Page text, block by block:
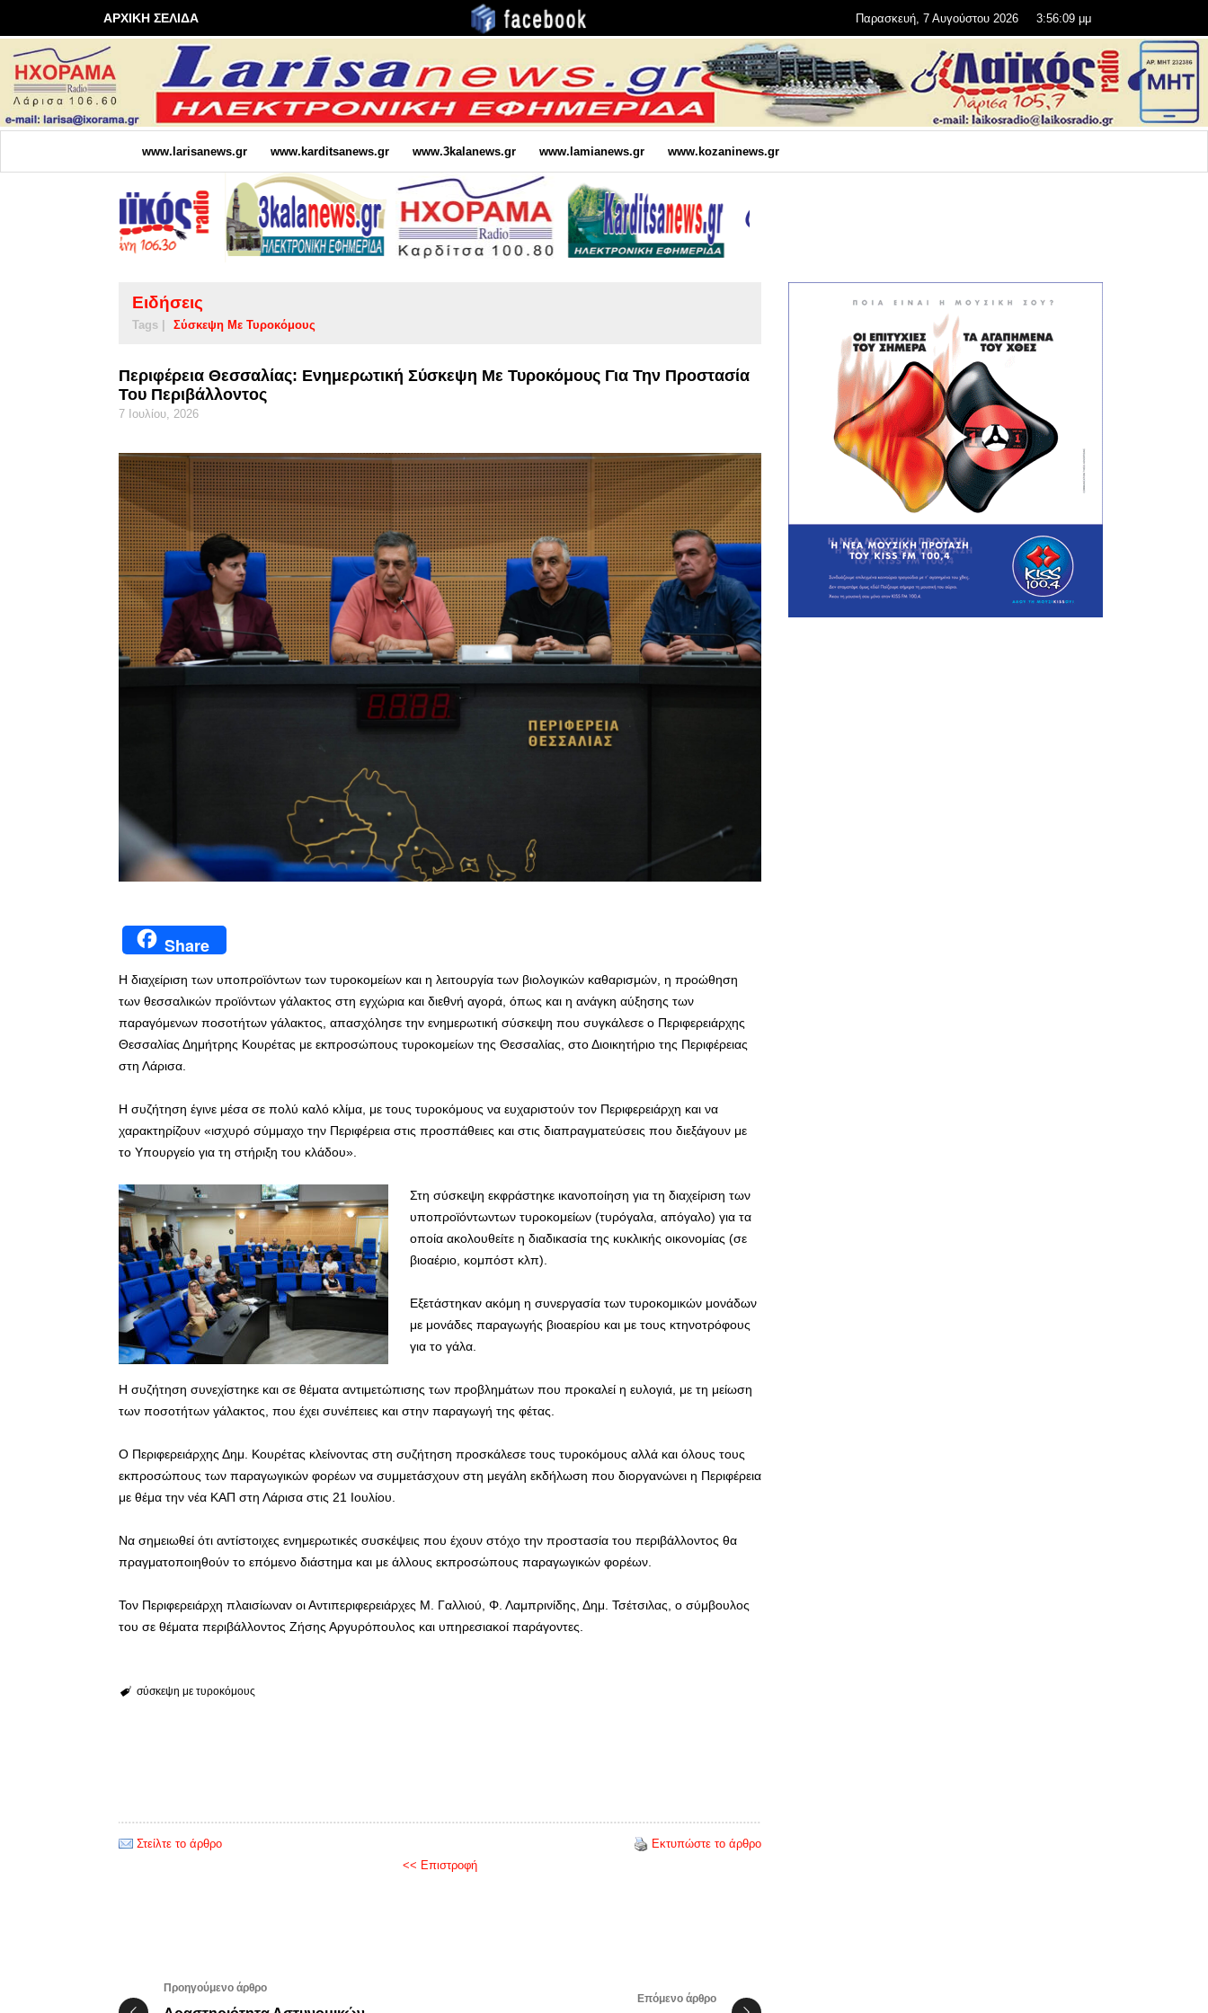
ΑΡΧΙΚΗ ΣΕΛΙΔΑ Παρασκευή, 7 Αυγούστου 2026 3:56:10 μμ
www.larisanews.gr www.karditsanews.gr www.3kalanews.gr www.lamianews.gr www.kozaninews.gr
Ειδήσεις
Tags | Σύσκεψη Με Τυροκόμους
Περιφέρεια Θεσσαλίας: Ενημερωτική Σύσκεψη Με Τυροκόμους Για Την Προστασία
Του Περιβάλλοντος
7 Ιουλίου, 2026
Share
Η διαχείριση των υποπροϊόντων των τυροκομείων και η λειτουργία των βιολογικών καθαρισμών, η προώθηση
των θεσσαλικών προϊόντων γάλακτος στη εγχώρια και διεθνή αγορά, όπως και η ανάγκη αύξησης των
παραγόμενων ποσοτήτων γάλακτος, απασχόλησε την ενημερωτική σύσκεψη που συγκάλεσε ο Περιφερειάρχης
Θεσσαλίας Δημήτρης Κουρέτας με εκπροσώπους τυροκομείων της Θεσσαλίας, στο Διοικητήριο της Περιφέρειας
στη Λάρισα.
Η συζήτηση έγινε μέσα σε πολύ καλό κλίμα, με τους τυροκόμους να ευχαριστούν τον Περιφερειάρχη και να
χαρακτηρίζουν «ισχυρό σύμμαχο την Περιφέρεια στις προσπάθειες και στις διαπραγματεύσεις που διεξάγουν με
το Υπουργείο για τη στήριξη του κλάδου».
Στη σύσκεψη εκφράστηκε ικανοποίηση για τη διαχείριση των
υποπροϊόντωντων τυροκομείων (τυρόγαλα, απόγαλο) για τα
οποία ακολουθείτε η διαδικασία της κυκλικής οικονομίας (σε
βιοαέριο, κομπόστ κλπ).
Εξετάστηκαν ακόμη η συνεργασία των τυροκομικών μονάδων
με μονάδες παραγωγής βιοαερίου και με τους κτηνοτρόφους
για το γάλα.
Η συζήτηση συνεχίστηκε και σε θέματα αντιμετώπισης των προβλημάτων που προκαλεί η ευλογιά, με τη μείωση
των ποσοτήτων γάλακτος, που έχει συνέπειες και στην παραγωγή της φέτας.
Ο Περιφερειάρχης Δημ. Κουρέτας κλείνοντας στη συζήτηση προσκάλεσε τους τυροκόμους αλλά και όλους τους
εκπροσώπους των παραγωγικών φορέων να συμμετάσχουν στη μεγάλη εκδήλωση που διοργανώνει η Περιφέρεια
με θέμα την νέα ΚΑΠ στη Λάρισα στις 21 Ιουλίου.
Να σημειωθεί ότι αντίστοιχες ενημερωτικές συσκέψεις που έχουν στόχο την προστασία του περιβάλλοντος θα
πραγματοποιηθούν το επόμενο διάστημα και με άλλους εκπροσώπους παραγωγικών φορέων.
Τον Περιφερειάρχη πλαισίωναν οι Αντιπεριφερειάρχες Μ. Γαλλιού, Φ. Λαμπρινίδης, Δημ. Τσέτσιλας, ο σύμβουλος
του σε θέματα περιβάλλοντος Ζήσης Αργυρόπουλος και υπηρεσιακοί παράγοντες.
σύσκεψη με τυροκόμους
Στείλτε το άρθρο
Εκτυπώστε το άρθρο
<< Επιστροφή
Προηγούμενο άρθρο
Επόμενο άρθρο